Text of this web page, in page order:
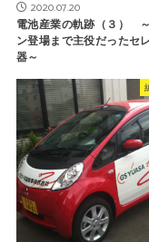
2020.07.20
電池産業の軌跡（３）
ン登場まで主役だったセ
器～